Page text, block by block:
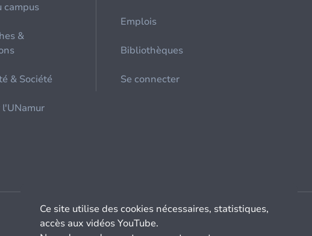
campus
&
& Société
Emplois
Bibliothèques
Se connecter
Ce site utilise des cookies nécessaires, statistiques,
accès aux vidéos YouTube.